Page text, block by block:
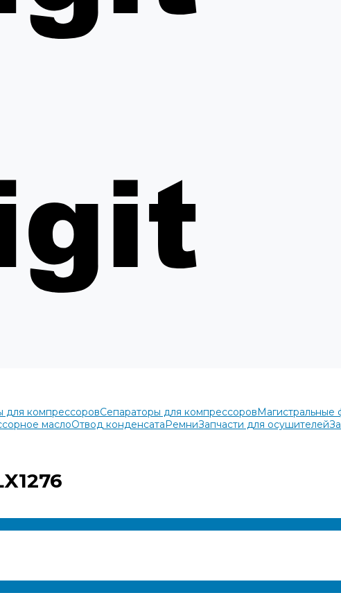
для компрессоровСепараторы для компрессоровМагистральные
маслоОтвод конденсатаРемниЗапчасти для осушителей